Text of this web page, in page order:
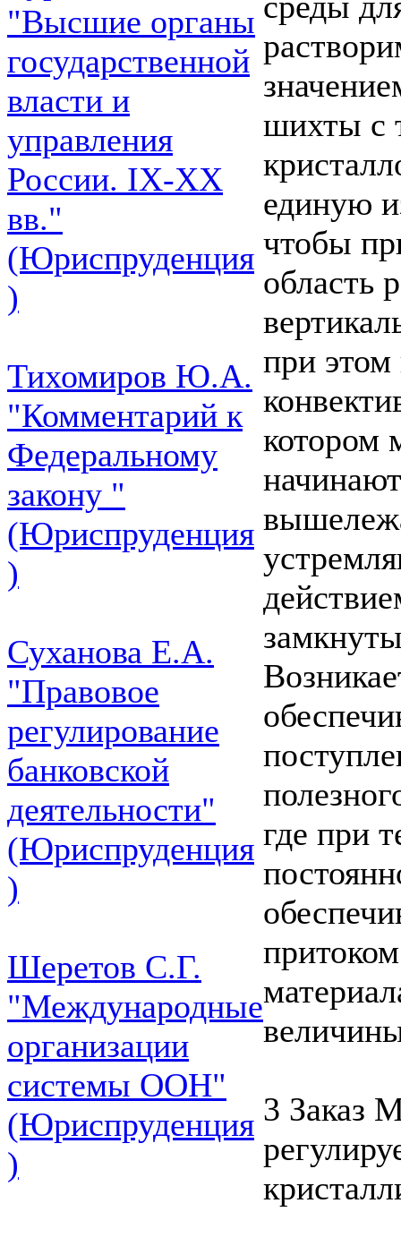
"Высшие органы
государственной
власти и
управления
России. IХ-ХХ
вв."
(Юриспруденция
)
Тихомиров Ю.А.
"Комментарий к
Федеральному
закону "
(Юриспруденция
)
Суханова Е.А.
"Правовое
регулирование
банковской
деятельности"
(Юриспруденция
)
Шеретов С.Г.
"Международные
организации
системы ООН"
(Юриспруденция
)
шихты с
единую
чтобы
область
при этом
котором
где при
3 Заказ